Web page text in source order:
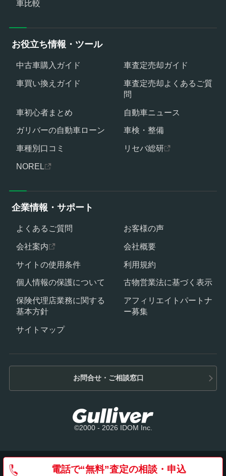
電話で“無料”査定の相談・申込
車比較
お役立ち情報・ツール
中古車購入ガイド
車査定売却ガイド
車買い換えガイド
車査定売却よくあるご質
問
車初心者まとめ
自動車ニュース
ガリバーの自動車ローン
車検・整備
車種別口コミ
リセバ総研
NOREL
お問合せ・ご相談窓口
©2000 - 2026 IDOM Inc.
企業情報・サポート
よくあるご質問
お客様の声
会社案内
会社概要
サイトの使用条件
利用規約
個人情報の保護について
古物営業法に基づく表示
保険代理店業務に関する
基本方針
アフィリエイトパートナ
ー募集
サイトマップ